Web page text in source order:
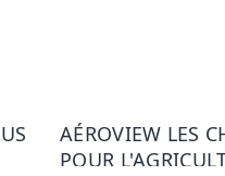
AÉROVIEW LES
POUR